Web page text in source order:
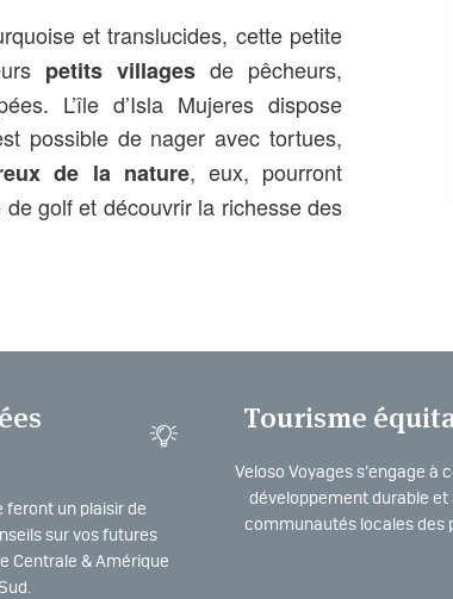
et translucides, cette petite
petits villages de pêcheurs,
L’île d’Isla Mujeresdispose
possible de nager avec tortues,
de la nature, eux, pourront
golf et découvrir la richesse des
feront un plaisir de
sur vos futures
Centrale & Amérique
Tourisme
Veloso Voyages s’engage à
développement durable et
communautés locales des